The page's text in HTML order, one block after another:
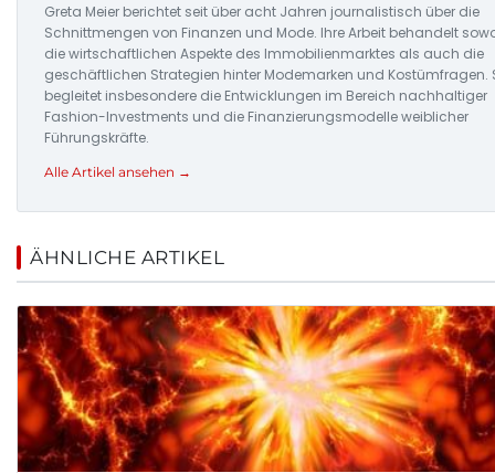
Greta Meier berichtet seit über acht Jahren journalistisch über die
Schnittmengen von Finanzen und Mode. Ihre Arbeit behandelt
die wirtschaftlichen Aspekte des Immobilienmarktes als auch die
geschäftlichen Strategien hinter Modemarken und Kostümfragen.
begleitet insbesondere die Entwicklungen im Bereich nachhaltiger
Fashion-Investments und die Finanzierungsmodelle weiblicher
Führungskräfte.
Alle Artikel ansehen →
ÄHNLICHE ARTIKEL